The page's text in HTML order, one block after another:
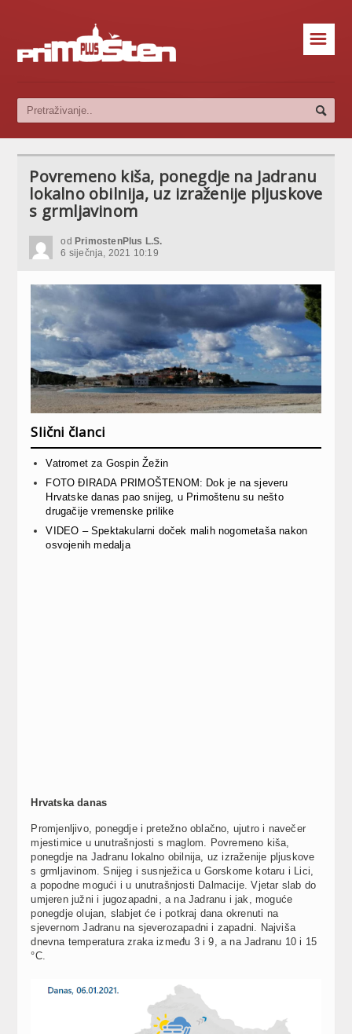
☰
Povremeno kiša, ponegdje na Jadranu
lokalno obilnija, uz izraženije pljuskove
s grmljavinom
od PrimostenPlus L.S.
6 siječnja, 2021 10:19
Slični članci
Vatromet za Gospin Žežin
FOTO ĐIRADA PRIMOŠTENOM: Dok je na sjeveru
Hrvatske danas pao snijeg, u Primoštenu su nešto
drugačije vremenske prilike
VIDEO – Spektakularni doček malih nogometaša nakon
osvojenih medalja
Hrvatska danas
Promjenljivo, ponegdje i pretežno oblačno, ujutro i navečer
mjestimice u unutrašnjosti s maglom. Povremeno kiša,
ponegdje na Jadranu lokalno obilnija, uz izraženije pljuskove
s grmljavinom. Snijeg i susnježica u Gorskome kotaru i Lici,
a popodne mogući i u unutrašnjosti Dalmacije. Vjetar slab do
umjeren južni i jugozapadni, a na Jadranu i jak, moguće
ponegdje olujan, slabjet će i potkraj dana okrenuti na
sjevernom Jadranu na sjeverozapadni i zapadni. Najviša
dnevna temperatura zraka između 3 i 9, a na Jadranu 10 i 15
°C.